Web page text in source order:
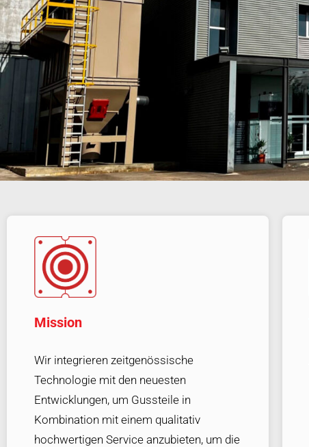
Mission
Wir integrieren zeitgenössische
Technologie mit den neuesten
Entwicklungen, um Gussteile in
Kombination mit einem qualitativ
hochwertigen Service anzubieten, um die